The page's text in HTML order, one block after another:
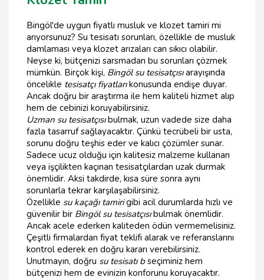
Bingöl'de uygun fiyatlı musluk ve klozet tamiri mi
arıyorsunuz? Su tesisatı sorunları, özellikle de musluk
damlaması veya klozet arızaları can sıkıcı olabilir.
Neyse ki, bütçenizi sarsmadan bu sorunları çözmek
mümkün. Birçok kişi, Bingöl su tesisatçısıarayışında
öncelikle tesisatçı fiyatlarıkonusunda endişe duyar.
Ancak doğru bir araştırma ile hem kaliteli hizmet alıp
hem de cebinizi koruyabilirsiniz.
Uzman su tesisatçısıbulmak, uzun vadede size daha
fazla tasarruf sağlayacaktır. Çünkü tecrübeli bir usta,
sorunu doğru teşhis eder ve kalıcı çözümler sunar.
Sadece ucuz olduğu için kalitesiz malzeme kullanan
veya işçilikten kaçınan tesisatçılardan uzak durmak
önemlidir. Aksi takdirde, kısa süre sonra aynı
sorunlarla tekrar karşılaşabilirsiniz.
Özellikle su kaçağı tamirigibi acil durumlarda hızlı ve
güvenilir bir Bingöl su tesisatçısıbulmak önemlidir.
Ancak acele ederken kaliteden ödün vermemelisiniz.
Çeşitli firmalardan fiyat teklifi alarak ve referanslarını
kontrol ederek en doğru kararı verebilirsiniz.
Unutmayın, doğru su tesisatı bseçiminiz hem
bütçenizi hem de evinizin konforunu koruyacaktır.